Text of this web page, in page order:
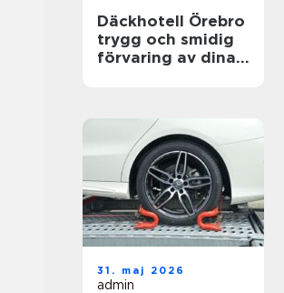
Däckhotell Örebro
trygg och smidig
förvaring av dina
31. maj 2026
admin